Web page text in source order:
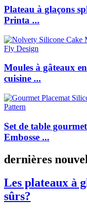
Plateau à glaçons
Printa ...
Moules à gâteaux
cuisine ...
Set de table
Embosse ...
dernières
Les plateaux à
sûrs?